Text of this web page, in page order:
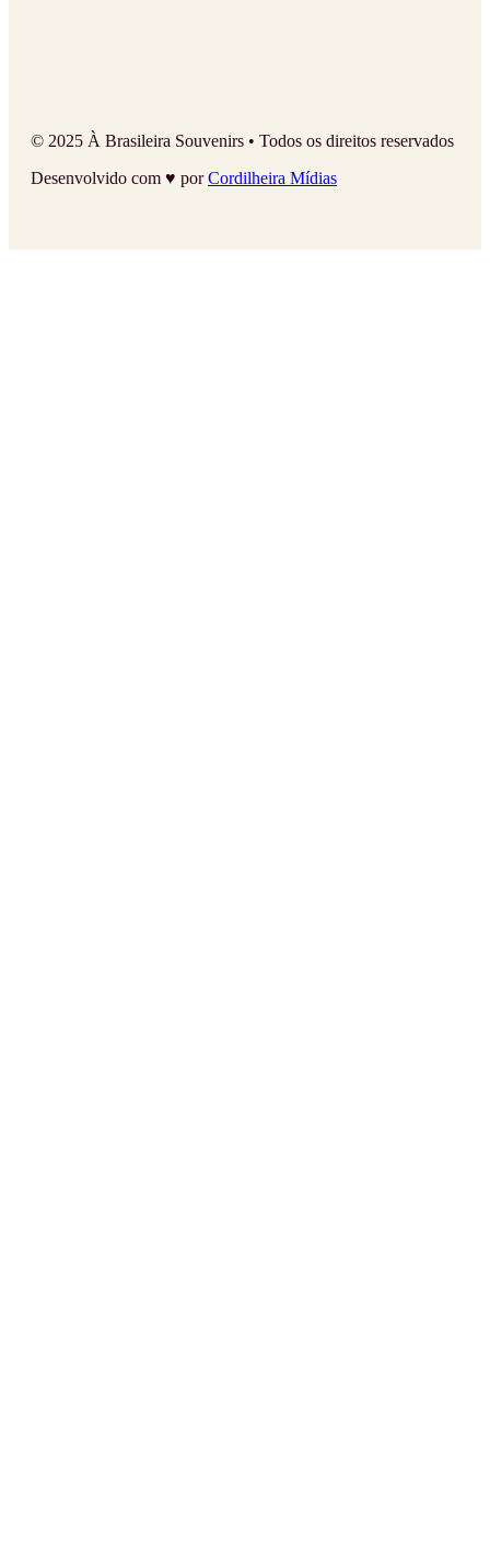
© 2025 À Brasileira Souvenirs • Todos os direitos reservados
Desenvolvido com ♥ porCordilheira Mídias